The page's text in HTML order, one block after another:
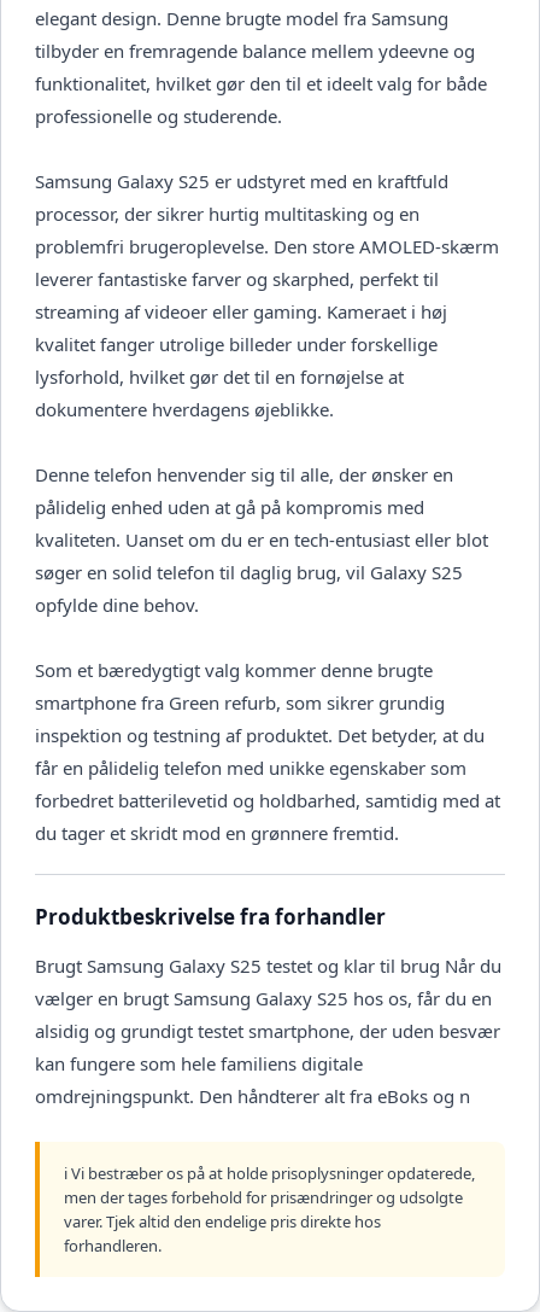
elegant design. Denne brugte model fra Samsung
tilbyder en fremragende balance mellem ydeevne og
funktionalitet, hvilket gør den til et ideelt valg for både
professionelle og studerende.
Samsung Galaxy S25 er udstyret med en kraftfuld
processor, der sikrer hurtig multitasking og en
problemfri brugeroplevelse. Den store AMOLED-skærm
leverer fantastiske farver og skarphed, perfekt til
streaming af videoer eller gaming. Kameraet i høj
kvalitet fanger utrolige billeder under forskellige
lysforhold, hvilket gør det til en fornøjelse at
dokumentere hverdagens øjeblikke.
Denne telefon henvender sig til alle, der ønsker en
pålidelig enhed uden at gå på kompromis med
kvaliteten. Uanset om du er en tech-entusiast eller blot
søger en solid telefon til daglig brug, vil Galaxy S25
opfylde dine behov.
Som et bæredygtigt valg kommer denne brugte
smartphone fra Green refurb, som sikrer grundig
inspektion og testning af produktet. Det betyder, at du
får en pålidelig telefon med unikke egenskaber som
forbedret batterilevetid og holdbarhed, samtidig med at
du tager et skridt mod en grønnere fremtid.
Produktbeskrivelse fra forhandler
Brugt Samsung Galaxy S25 testet og klar til brug Når du
vælger en brugt Samsung Galaxy S25 hos os, får du en
alsidig og grundigt testet smartphone, der uden besvær
kan fungere som hele familiens digitale
omdrejningspunkt. Den håndterer alt fra eBoks og n
ℹ️ Vi bestræber os på at holde prisoplysninger opdaterede,
men der tages forbehold for prisændringer og udsolgte
varer. Tjek altid den endelige pris direkte hos
forhandleren.